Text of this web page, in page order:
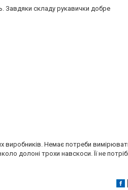
Завдяки складу рукавички добре
виробників. Немає потреби
долоні трохи навскоси. Її не